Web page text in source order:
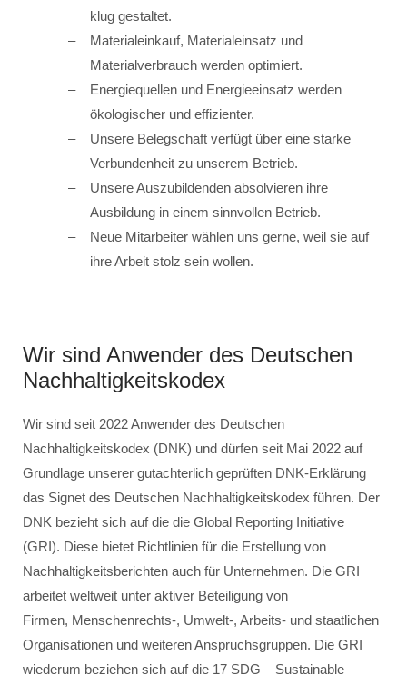
klug gestaltet.
Materialeinkauf, Materialeinsatz und
Materialverbrauch werden optimiert.
Energiequellen und Energieeinsatz werden
ökologischer und effizienter.
Unsere Belegschaft verfügt über eine starke
Verbundenheit zu unserem Betrieb.
Unsere Auszubildenden absolvieren ihre
Ausbildung in einem sinnvollen Betrieb.
Neue Mitarbeiter wählen uns gerne, weil sie auf
ihre Arbeit stolz sein wollen.
Wir sind Anwender des Deutschen
Nachhaltigkeitskodex
Wir sind seit 2022 Anwender des Deutschen
Nachhaltigkeitskodex (DNK) und dürfen seit Mai 2022 auf
Grundlage unserer gutachterlich geprüften DNK-Erklärung
das Signet des Deutschen Nachhaltigkeitskodex führen. Der
DNK bezieht sich auf die die Global Reporting Initiative
(GRI). Diese bietet Richtlinien für die Erstellung von
Nachhaltigkeitsberichten auch für Unternehmen. Die GRI
arbeitet weltweit unter aktiver Beteiligung von
Firmen, Menschenrechts-, Umwelt-, Arbeits- und staatlichen
Organisationen und weiteren Anspruchsgruppen. Die GRI
wiederum beziehen sich auf die 17 SDG – Sustainable